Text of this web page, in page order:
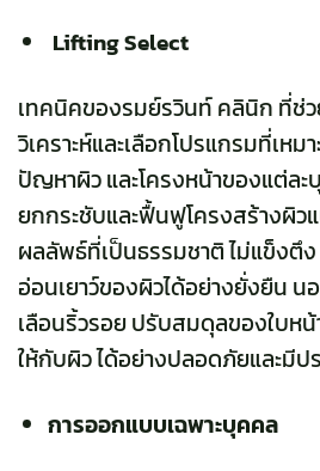
Lifting Select
เทคนิคของรมย์รวินท์ คลินิก ที่ช่
วิเคราะห์และเลือกโปรแกรมที่เห
ปัญหาผิว และโครงหน้าของแต่ละ
ยกกระชับและฟื้นฟูโครงสร้างผิว
ผลลัพธ์ที่เป็นธรรมชาติ ไม่แข็งตึ
อ่อนเยาว์ของผิวได้อย่างยั่งยืน
เลือนริ้วรอย ปรับสมดุลของใบหน้
ให้กับผิว ได้อย่างปลอดภัยและมีป
การออกแบบเฉพาะบุคคล